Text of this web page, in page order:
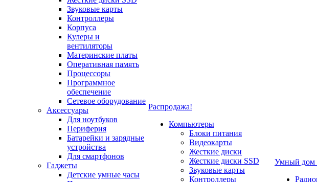
Звуковые карты
Контроллеры
Корпуса
Кулеры и
вентиляторы
Материнские платы
Оперативная память
Процессоры
Программное
обеспечение
Сетевое оборудование
Аксессуары
Для ноутбуков
Периферия
Батарейки и зарядные
устройства
Для смартфонов
Гаджеты
Детские умные часы
Распродажа!
Компьютеры
Блоки питания
Видеокарты
Жесткие диски
Жесткие диски SSD
Звуковые карты
Контроллеры
Умный дом